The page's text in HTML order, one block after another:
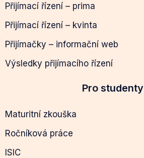
Přijímací řízení – prima
Přijímací řízení – kvinta
Přijímačky – informační web
Výsledky přijímacího řízení
Pro studenty
Maturitní zkouška
Ročníková práce
ISIC